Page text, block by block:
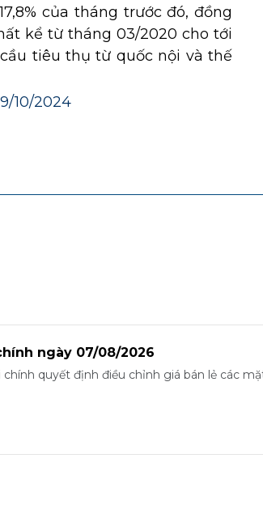
của tháng trước đó, đồng
kể từ tháng 03/2020 cho tới
tiêu thụ từ quốc nội và thế
10/2024
ngày 07/08/2026
chính quyết định điều chỉnh giá bán lẻ các